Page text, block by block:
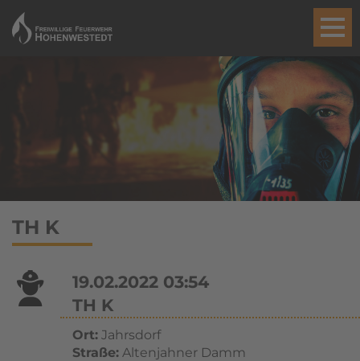
TH K
19.02.2022 03:54
TH K
Ort:Jahrsdorf
Straße:Altenjahner Damm